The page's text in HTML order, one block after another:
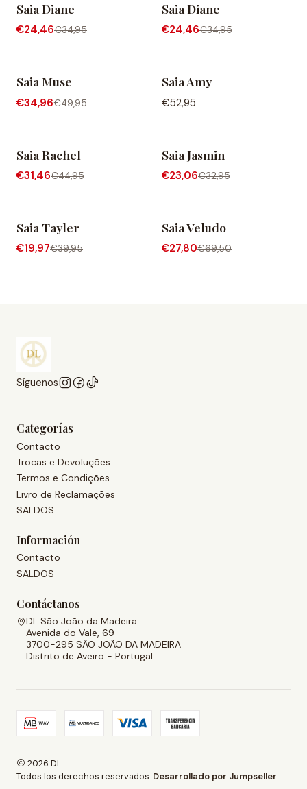
-30% OFF
Saia Diane
€24,46€34,95
-30% OFF
Saia Diane
€24,46€34,95
-30% OFF
Saia Muse
€34,96€49,95
Agotado
Saia Amy
€52,95
-30% OFF
Saia Rachel
€31,46€44,95
-30% OFF
Saia Jasmin
€23,06€32,95
-50% OFF
Saia Tayler
€19,97€39,95
-60% OFF
Saia Veludo
€27,80€69,50
Síguenos
Categorías
Contacto
Trocas e Devoluções
Termos e Condições
Livro de Reclamações
SALDOS
Información
Contacto
SALDOS
Contáctanos
DL São João da Madeira
Avenida do Vale, 69
3700-295 SÃO JOÃO DA MADEIRA
Distrito de Aveiro - Portugal
2026 DL.
Todos los derechos reservados. Desarrollado por Jumpseller.